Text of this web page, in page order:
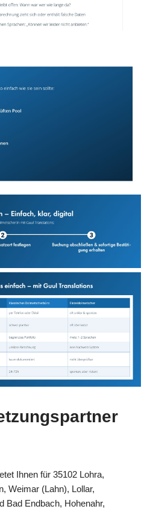
Ihnen für 35102 Lohra,
Weimar (Lahn), Lollar,
Bad Endbach, Hohenahr,